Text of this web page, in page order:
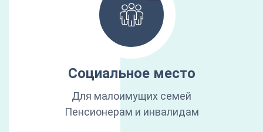
Социальное место
Для малоимущих семей
Пенсионерам и инвалидам